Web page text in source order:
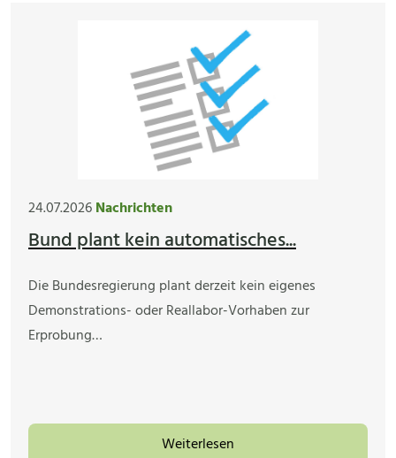
24.07.2026Nachrichten
Bund plant kein automatisches...
Die Bundesregierung plant derzeit kein eigenes
Demonstrations- oder Reallabor-Vorhaben zur
Erprobung…
Weiterlesen